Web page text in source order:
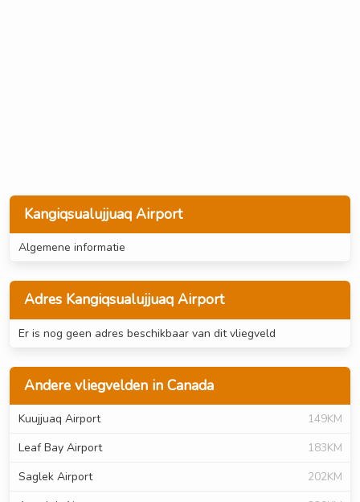
Kangiqsualujjuaq Airport
Algemene informatie
Adres Kangiqsualujjuaq Airport
Er is nog geen adres beschikbaar van dit vliegveld
Andere vliegvelden in Canada
Kuujjuaq Airport
149KM
Leaf Bay Airport
183KM
Saglek Airport
202KM